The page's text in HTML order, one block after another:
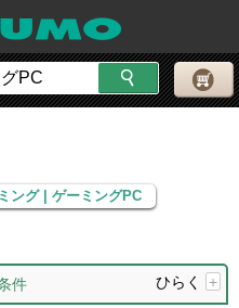
グ | ゲーミングPC
ング | ゲーミングPC
件 ひらく +